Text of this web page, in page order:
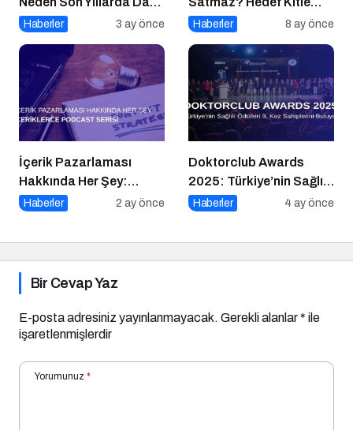
Fazla Tercih Ediliyor?
Haberler 3 ay önce
Yanılgısı
Haberler 8 ay önce
İçerik Pazarlaması
Hakkında Her Şey:
İçeriklerce Podcast
Haberler 2 ay önce
Doktorclub Awards
2025: Türkiye’nin Sağlık
Ödülleri 9. Kez
Haberler 4 ay önce
Bir Cevap Yaz
E-posta adresiniz yayınlanmayacak. Gerekli alanlar* ile
işaretlenmişlerdir
Yorumunuz *